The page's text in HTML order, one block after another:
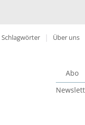
Schlagwörter Über uns
Abo